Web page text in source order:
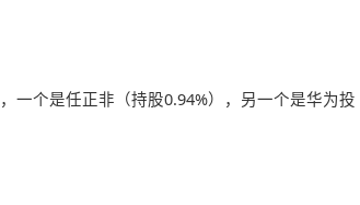
一个是任正非（持股0.94%），另一个是华为投